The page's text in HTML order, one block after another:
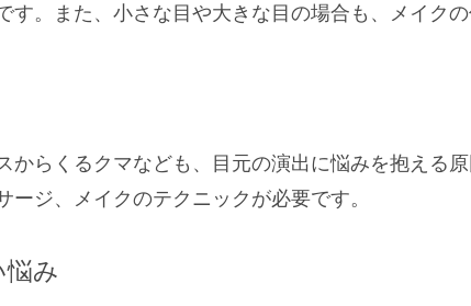
。また、小さな目や大きな目の場合も、メイクの
からくるクマなども、目元の演出に悩みを抱える
ジ、メイクのテクニックが必要です。
悩み